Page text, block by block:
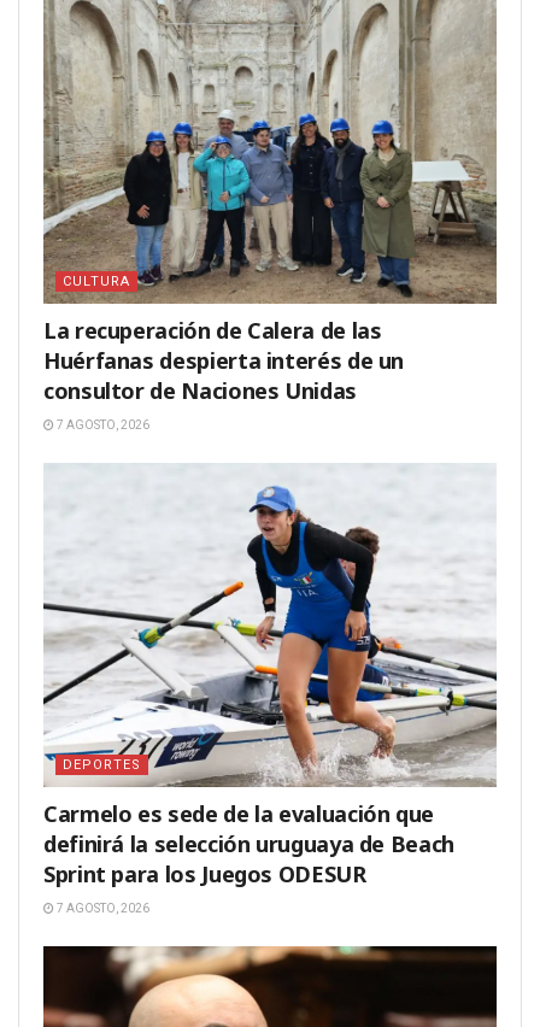
CULTURA
La recuperación de Calera de las
Huérfanas despierta interés de un
consultor de Naciones Unidas
7 AGOSTO, 2026
DEPORTES
Carmelo es sede de la evaluación que
definirá la selección uruguaya de Beach
Sprint para los Juegos ODESUR
7 AGOSTO, 2026